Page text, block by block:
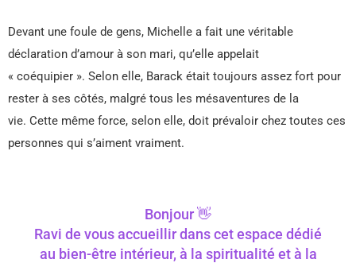
Devant une foule de gens, Michelle a fait une véritable
déclaration d’amour à son mari, qu’elle appelait
« coéquipier ». Selon elle, Barack était toujours assez fort pour
rester à ses côtés, malgré tous les mésaventures de la
vie. Cette même force, selon elle, doit prévaloir chez toutes ces
personnes qui s’aiment vraiment.
Bonjour 👋
Ravi de vous accueillir dans cet espace dédié
au bien-être intérieur, à la spiritualité et à la